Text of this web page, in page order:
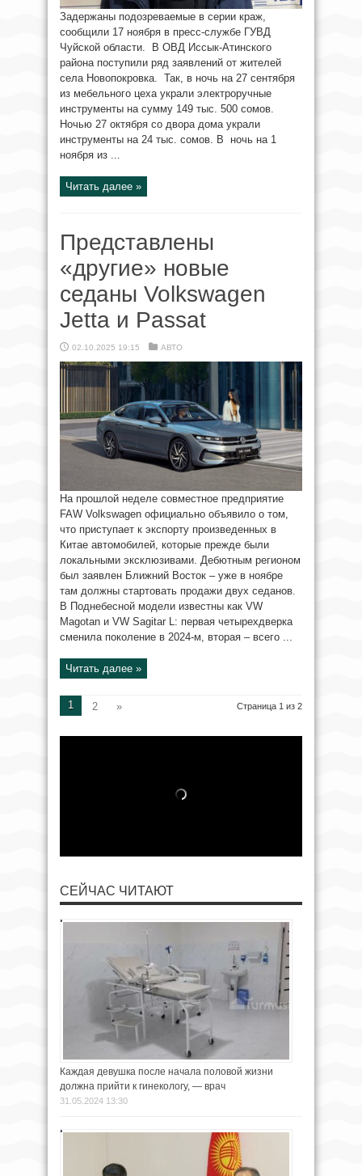
Задержаны подозреваемые в серии краж,
сообщили 17 ноября в пресс-службе ГУВД
Чуйской области. В ОВД Иссык-Атинского
района поступили ряд заявлений от жителей
села Новопокровка. Так, в ночь на 27 сентября
из мебельного цеха украли электроручные
инструменты на сумму 149 тыс. 500 сомов.
Ночью 27 октября со двора дома украли
инструменты на 24 тыс. сомов. В ночь на 1
ноября из ...
Читать далее »
Представлены
«другие» новые
седаны Volkswagen
Jetta и Passat
02.10.2025 19:15 АВТО
На прошлой неделе совместное предприятие
FAW Volkswagen официально объявило о том,
что приступает к экспорту произведенных в
Китае автомобилей, которые прежде были
локальными эксклюзивами. Дебютным регионом
был заявлен Ближний Восток – уже в ноябре
там должны стартовать продажи двух седанов.
В Поднебесной модели известны как VW
Magotan и VW Sagitar L: первая четырехдверка
сменила поколение в 2024-м, вторая – всего ...
Читать далее »
Страница 1 из 2
1 2 »
СЕЙЧАС ЧИТАЮТ
Каждая девушка после начала половой жизни
должна прийти к гинекологу, — врач
31.05.2024 13:30